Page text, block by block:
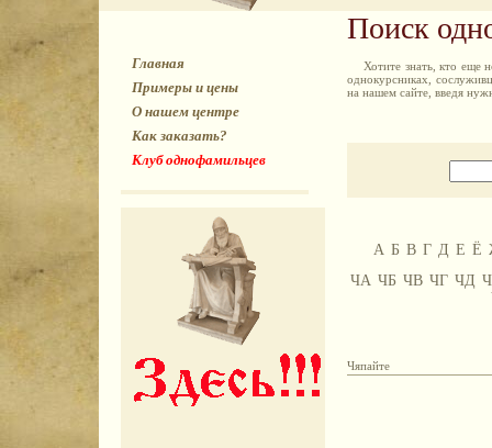
Главная
Примеры и цены
О нашем центре
Как заказать?
Клуб однофамильцев
Поиск
Хотите знать, кто еще
однокурсниках,
на нашем сайте, введя
А Б В Г Д Е Ё
ЧА ЧБ ЧВ ЧГ ЧД
Чяпайте